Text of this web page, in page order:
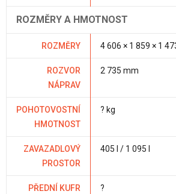
ROZMĚRY A HMOTNOST
ROZMĚRY 4 606 × 1 859 × 1
ROZVOR
NÁPRAV
2 735 mm
POHOTOVOSTNÍ
HMOTNOST
? kg
ZAVAZADLOVÝ
PROSTOR
405 l / 1 095 l
PŘEDNÍ KUFR ?